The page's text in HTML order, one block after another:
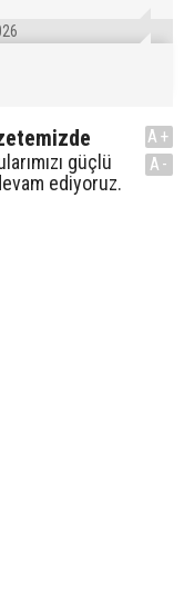
güçlü
ediyoruz.
A+
A-